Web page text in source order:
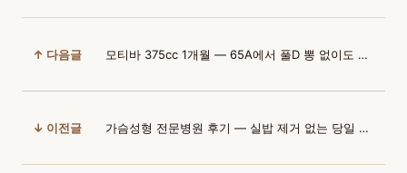
↑ 다음글 모티바 375cc 1개월 — 65A에서 풀D 뽕 없이도 자신감
↓ 이전글 가슴성형 전문병원 후기 — 실밥 제거 없는 당일 회복